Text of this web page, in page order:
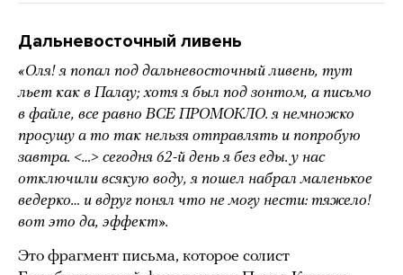
Дальневосточный ливень
«Оля! я попал под дальневосточный ливень, тут
льет как в Палау; хотя я был под зонтом, а письмо
в файле, все равно ВСЕ ПРОМОКЛО. я немножко
просушу а то так нельзя отправлять и попробую
завтра. <…> сегодня 62-й день я без еды. у нас
отключили всякую воду, я пошел набрал маленькое
ведерко… и вдруг понял что не могу нести: тяжело!
вот это да, эффект».
Это фрагмент письма, которое солист